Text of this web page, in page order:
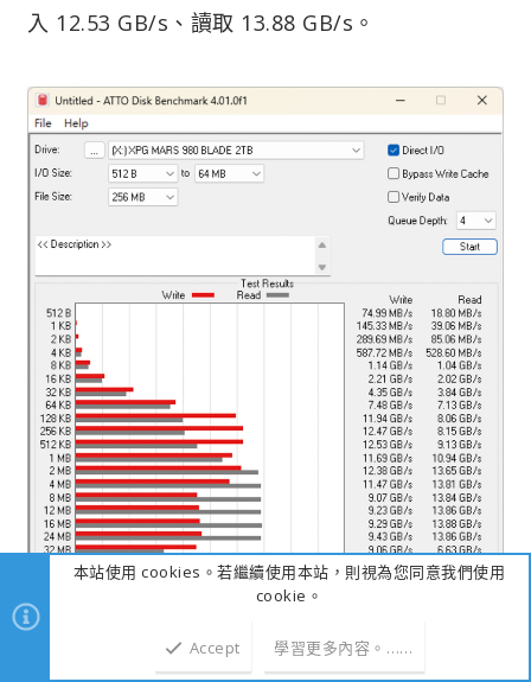
入 12.53 GB/s、讀取 13.88 GB/s。
本站使用 cookies。若繼續使用本站，則視為您同意我們使用
cookie。
Accept 學習更多內容。……